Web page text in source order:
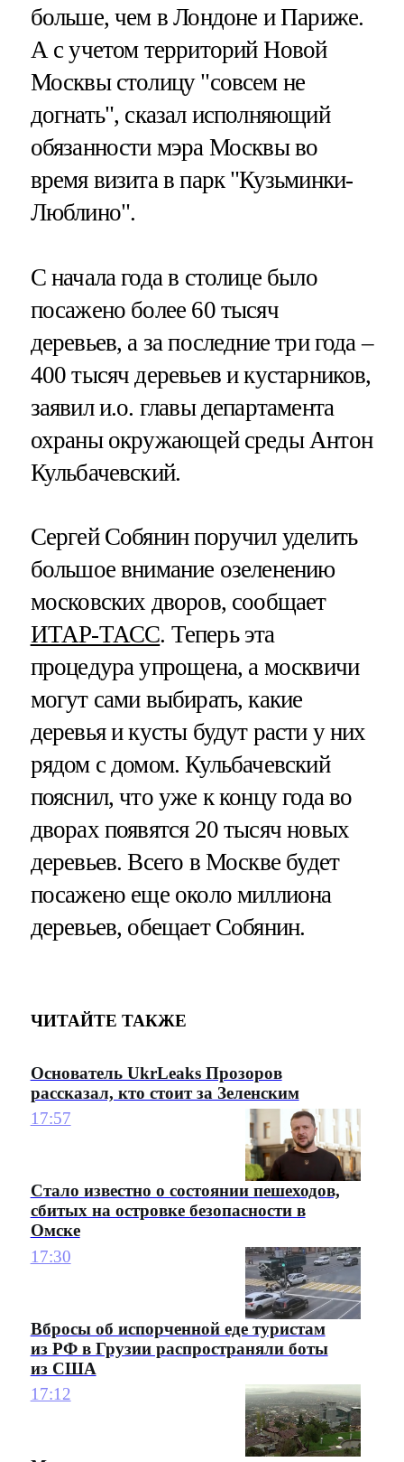
больше, чем в Лондоне и Париже.
А с учетом территорий Новой
Москвы столицу "совсем не
догнать", сказал исполняющий
обязанности мэра Москвы во
время визита в парк "Кузьминки-
Люблино".
С начала года в столице было
посажено более 60 тысяч
деревьев, а за последние три года –
400 тысяч деревьев и кустарников,
заявил и.о. главы департамента
охраны окружающей среды Антон
Кульбачевский.
Сергей Собянин поручил уделить
большое внимание озеленению
московских дворов, сообщает
ИТАР-ТАСС. Теперь эта
процедура упрощена, а москвичи
могут сами выбирать, какие
деревья и кусты будут расти у них
рядом с домом. Кульбачевский
пояснил, что уже к концу года во
дворах появятся 20 тысяч новых
деревьев. Всего в Москве будет
посажено еще около миллиона
деревьев, обещает Собянин.
ЧИТАЙТЕ ТАКЖЕ
Основатель UkrLeaks Прозоров
рассказал, кто стоит за Зеленским
17:57
Стало известно о состоянии пешеходов,
сбитых на островке безопасности в
Омске
17:30
Вбросы об испорченной еде туристам
из РФ в Грузии распространяли боты
из США
17:12